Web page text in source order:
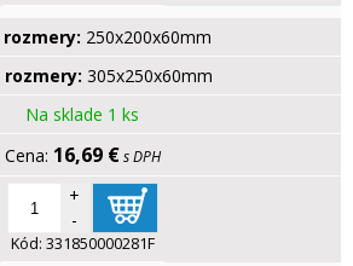
250x200x60mm
rozmery: 305x250x60mm
Na sklade 1 ks
16,69 € s DPH
+
-
Kód: 331850000281F